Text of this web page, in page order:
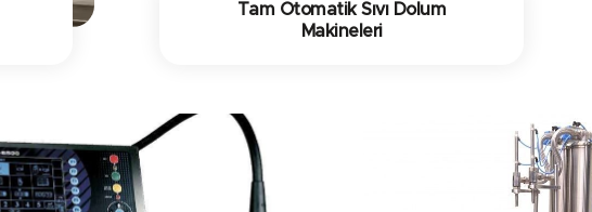
Tam Otomatik Sıvı Dolum
Makineleri